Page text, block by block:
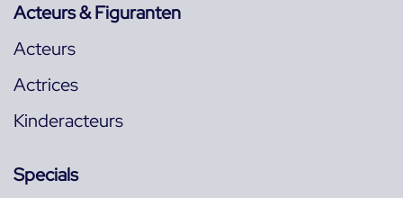
Acteurs & Figuranten
Acteurs
Actrices
Kinderacteurs
Specials